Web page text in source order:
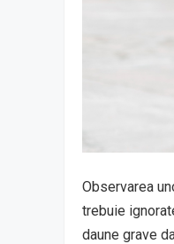
Observarea
trebuie
daune grave